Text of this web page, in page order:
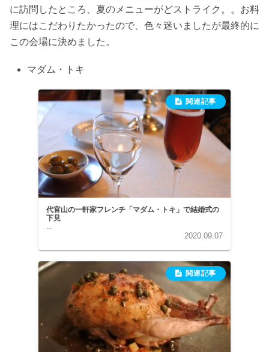
に訪問したところ、夏のメニューがどストライク。。お料
理にはこだわりたかったので、色々迷いましたが最終的に
この会場に決めました。
マダム・トキ
代官山の一軒家フレンチ「マダム・トキ」で結婚式の
下見
...
2020.09.07